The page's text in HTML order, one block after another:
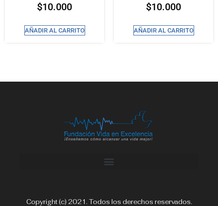
$10.000
AÑADIR AL CARRITO
$10.000
AÑADIR AL CARRITO
Copyright (c) 2021. Todos los derechos reservados.